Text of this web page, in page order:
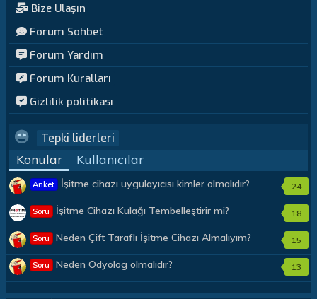
Bize Ulaşın
Forum Sohbet
Forum Yardım
Forum Kuralları
Gizlilik politikası
Tepki liderleri
Konular Kullanıcılar
Anket İşitme cihazı uygulayıcısı kimler olmalıdır? 24
Soru İşitme Cihazı Kulağı Tembelleştirir mi? 18
Soru Neden Çift Taraflı İşitme Cihazı Almalıyım? 15
Soru Neden Odyolog olmalıdır? 13